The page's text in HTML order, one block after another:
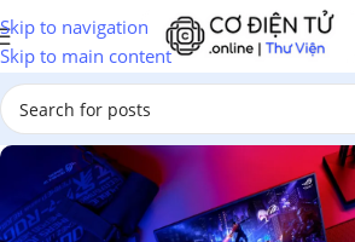
Skip to navigation
Skip to main content